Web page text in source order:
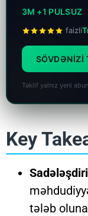
3M +1 PULSUZ
faizli
SÖVDƏNİZİ
Təklif yalnız yeni
Key
tələb